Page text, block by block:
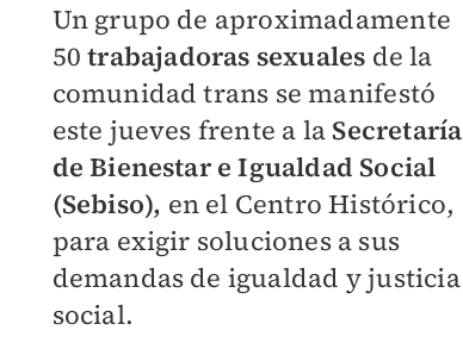
Un grupo de aproximadamente
50trabajadoras sexuales de la
comunidad trans se manifestó
este jueves frente a la Secretaría
de Bienestar e Igualdad Social
(Sebiso), en el Centro Histórico,
para exigir soluciones a sus
demandas de igualdad y justicia
social.